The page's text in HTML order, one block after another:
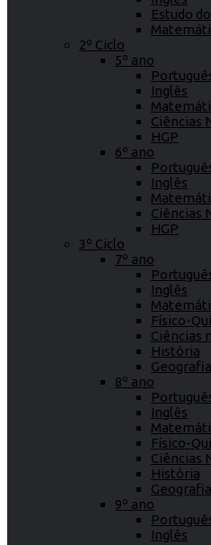
Estudo
2º Ciclo
5º ano
Inglês
Ciências
HGP
6º ano
Inglês
Ciências
HGP
3º Ciclo
7º ano
Inglês
Físico-
Ciências
História
Geografia
8º ano
Inglês
Físico-
Ciências
História
Geografia
9º ano
Inglês